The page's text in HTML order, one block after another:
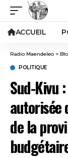
ACCUEIL
Radio Maendeleo >
POLITIQUE
Sud-Kivu
autorisée
de la